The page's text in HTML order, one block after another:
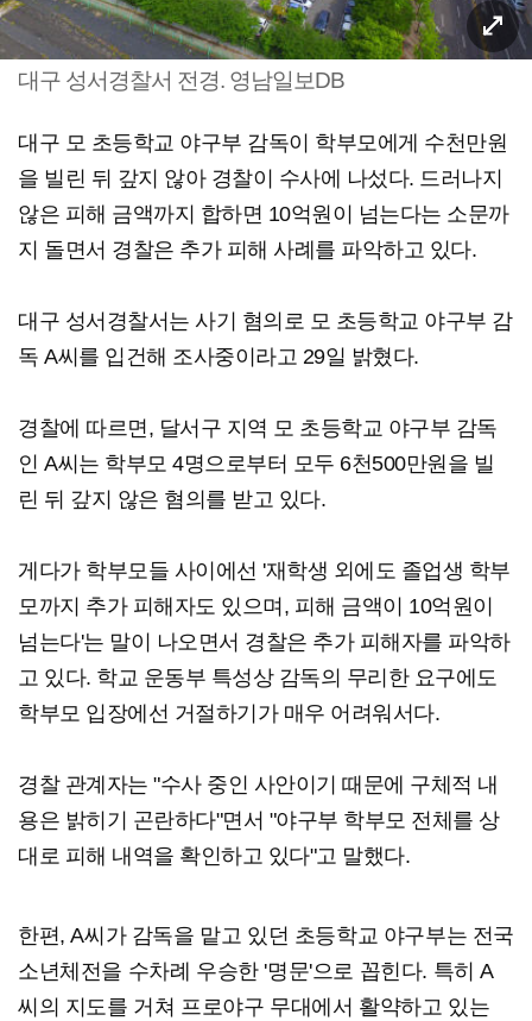
대구 성서경찰서 전경. 영남일보DB
대구 모 초등학교 야구부 감독이 학부모에게 수천만원
을 빌린 뒤 갚지 않아 경찰이 수사에 나섰다. 드러나지
않은 피해 금액까지 합하면 10억원이 넘는다는 소문까
지 돌면서 경찰은 추가 피해 사례를 파악하고 있다.
대구 성서경찰서는 사기 혐의로 모 초등학교 야구부 감
독 A씨를 입건해 조사중이라고 29일 밝혔다.
경찰에 따르면, 달서구 지역 모 초등학교 야구부 감독
인 A씨는 학부모 4명으로부터 모두 6천500만원을 빌
린 뒤 갚지 않은 혐의를 받고 있다.
게다가 학부모들 사이에선 '재학생 외에도 졸업생 학부
모까지 추가 피해자도 있으며, 피해 금액이 10억원이
넘는다'는 말이 나오면서 경찰은 추가 피해자를 파악하
고 있다. 학교 운동부 특성상 감독의 무리한 요구에도
학부모 입장에선 거절하기가 매우 어려워서다.
경찰 관계자는 "수사 중인 사안이기 때문에 구체적 내
용은 밝히기 곤란하다"면서 "야구부 학부모 전체를 상
대로 피해 내역을 확인하고 있다"고 말했다.
한편, A씨가 감독을 맡고 있던 초등학교 야구부는 전국
소년체전을 수차례 우승한 '명문'으로 꼽힌다. 특히 A
씨의 지도를 거쳐 프로야구 무대에서 활약하고 있는